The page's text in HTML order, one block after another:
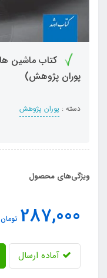
پوران پژوهش)
دسته : پوران پژوهش
ویژگی‌های محصول
287,000 تومان
آماده ارسال